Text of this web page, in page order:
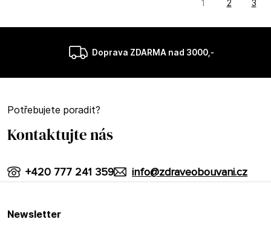
1 2 3
Doprava ZDARMA nad 3000,-
Potřebujete poradit?
Kontaktujte nás
info@zdraveobouvani.cz
+420 777 241 359
newsletter